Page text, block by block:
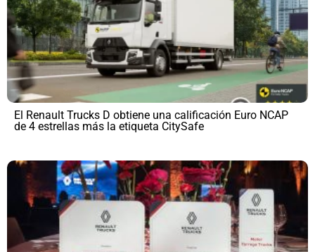
El Renault Trucks D obtiene una calificación Euro NCAP
de 4 estrellas más la etiqueta CitySafe